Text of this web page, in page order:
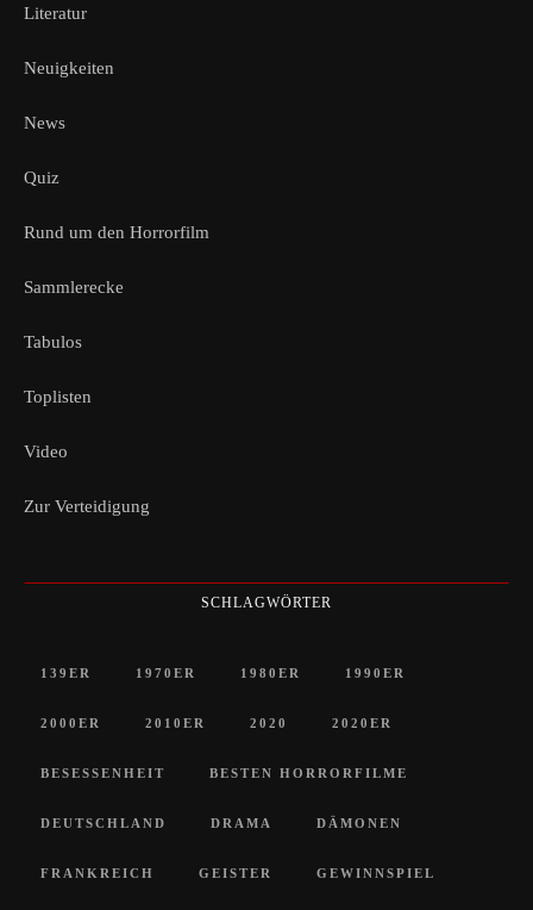
Literatur
Neuigkeiten
News
Quiz
Rund um den Horrorfilm
Sammlerecke
Tabulos
Toplisten
Video
Zur Verteidigung
SCHLAGWÖRTER
139ER 1970ER 1980ER 1990ER
2000ER 2010ER 2020 2020ER
BESESSENHEIT BESTEN HORRORFILME
DEUTSCHLAND DRAMA DÄMONEN
FRANKREICH GEISTER GEWINNSPIEL